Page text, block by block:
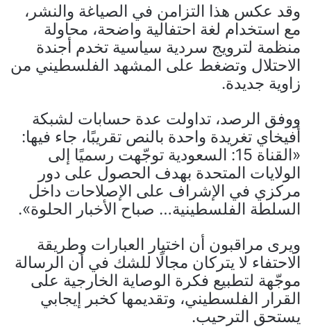
وقد عكس هذا التزامن في الصياغة والنشر،
مع استخدام لغة احتفالية واضحة، محاولة
منظمة لترويج سردية سياسية تخدم أجندة
الاحتلال وتضغط على المشهد الفلسطيني من
زاوية جديدة.
ووفق الرصد، تداولت عدة حسابات لشبكة
أفيخاي تغريدة واحدة بالنص تقريبًا، جاء فيها:
«القناة 15: السعودية توجّهت رسميًا إلى
الولايات المتحدة بهدف الحصول على دور
مركزي في الإشراف على الإصلاحات داخل
السلطة الفلسطينية… صباح الأخبار الحلوة».
ويرى مراقبون أن اختيار العبارات وطريقة
الاحتفاء لا يتركان مجالًا للشك في أن الرسالة
موجّهة لتطبيع فكرة الوصاية الخارجية على
القرار الفلسطيني، وتقديمها كخبر إيجابي
يستحق الترحيب.